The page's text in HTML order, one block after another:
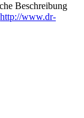
Beschreibung
http://www.dr-